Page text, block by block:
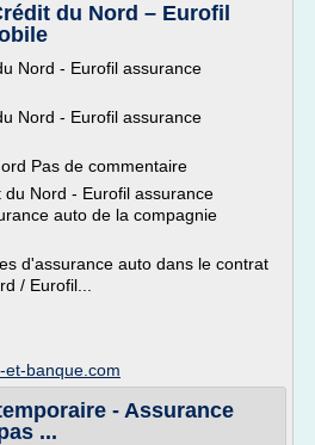
du Nord – Eurofil
Nord - Eurofil assurance
Nord - Eurofil assurance
Pas de commentaire
Nord - Eurofil assurance
auto de la compagnie
d'assurance auto dans le contrat
/ Eurofil...
et-banque.com
- Assurance
...